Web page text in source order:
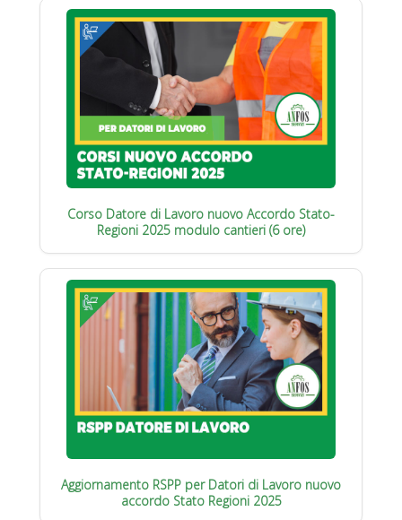
Corso Datore di Lavoro nuovo Accordo Stato-
Regioni 2025 modulo cantieri (6 ore)
Aggiornamento RSPP per Datori di Lavoro nuovo
accordo Stato Regioni 2025